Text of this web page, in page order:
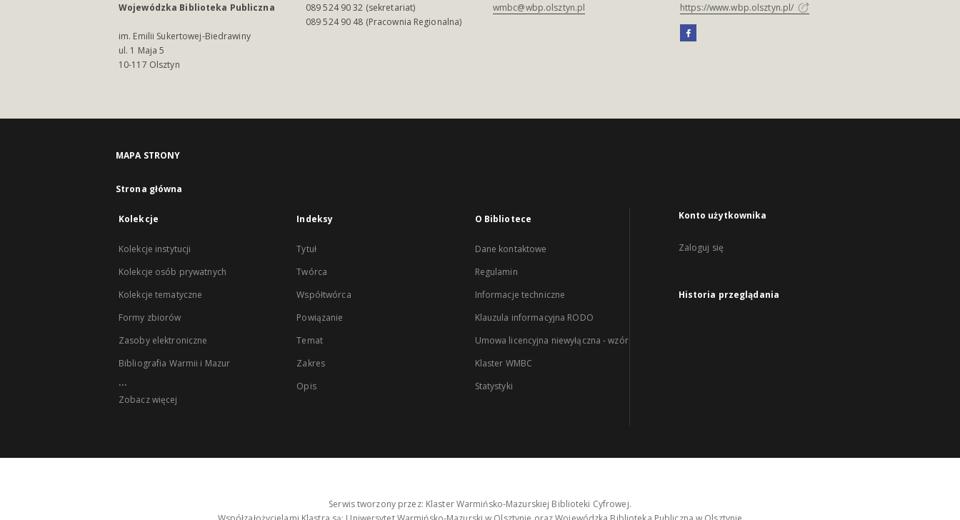
Wojewódzka Biblioteka Publiczna
im. Emilii Sukertowej-Biedrawiny
ul. 1 Maja 5
10-117 Olsztyn
089 524 90 32 (sekretariat)
089 524 90 48 (Pracownia Regionalna)
wmbc@wbp.olsztyn.pl https://www.wbp.olsztyn.pl/
MAPA STRONY
Strona główna
Kolekcje
Kolekcje instytucji
Kolekcje osób prywatnych
Kolekcje tematyczne
Formy zbiorów
Zasoby elektroniczne
Bibliografia Warmii i Mazur
...
Zobacz więcej
Indeksy
Tytuł
Twórca
Współtwórca
Powiązanie
Temat
Zakres
Opis
O Bibliotece
Dane kontaktowe
Regulamin
Informacje techniczne
Klauzula informacyjna RODO
Umowa licencyjna niewyłączna - wzór
Klaster WMBC
Statystyki
Konto użytkownika
Zaloguj się
Historia przeglądania
Serwis tworzony przez: Klaster Warmińsko-Mazurskiej Biblioteki Cyfrowej.